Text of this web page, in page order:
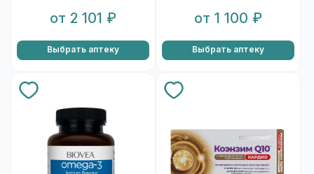
от 2 101 ₽
Выбрать аптеку
от 1 100 ₽
Выбрать аптеку